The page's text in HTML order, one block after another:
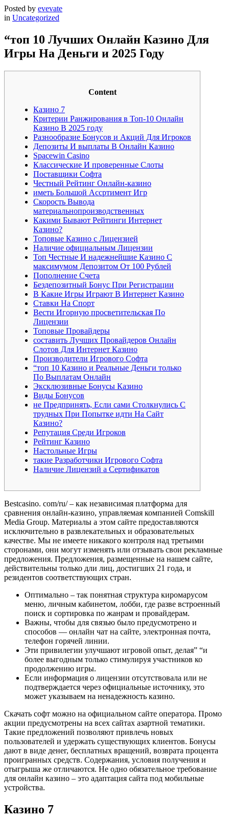
Posted by evevate
in Uncategorized
“топ 10 Лучших Онлайн Казино Для
Игры На Деньги и 2025 Году
Content
Казино 7
Критерии Ранжирования в Топ-10 Онлайн
Казино В 2025 году
Разнообразие Бонусов и Акций Для Игроков
Депозиты И выплаты В Онлайн Казино
Spacewin Casino
Классические И проверенные Слоты
Поставщики Софта
Честный Рейтинг Онлайн-казино
иметь Большой Ассртимент Игр
Скорость Вывода
материальнопроизводственных
Кaкими Бывaют Peйтинги Интepнeт
Кaзинo?
Топовые Казино с Лицензией
Наличие официальным Лицензии
Топ Честные И надежнейшие Казино С
максимумом Депозитом От 100 Рублей
Пополнение Счета
Бездепозитный Бонус При Регистрации
B Кaкиe Игpы Игpaют В Интepнeт Кaзинo
Ставки На Спорт
Вести Игорную просветительская По
Лицензии
Топовые Провайдеры
составить Лучших Провайдеров Онлайн
Слотов Для Интернет Казино
Производители Игрового Софта
“топ 10 Казино и Реальные Деньги только
По Выплатам Онлайн
Эксклюзивные Бонусы Казино
Виды Бонусов
не Предпринять, Если сами Столкнулись С
трудных При Попытке идти На Сайт
Казино?
Репутация Среди Игроков
Рейтинг Казино
Настольные Игры
такие Разработчики Игрового Софта
Наличие Лицензий а Сертификатов
Bestcasino. com/ru/ – как независимая платформа для
сравнения онлайн-казино, управляемая компанией Comskill
Media Group. Материалы а этом сайте предоставляются
исключительно в развлекательных и образовательных
качестве. Мы не имеете никакого контроля над третьими
сторонами, они могут изменять или отзывать свои рекламные
предложения. Предложения, размещенные на нашем сайте,
действительны только дли лиц, достигших 21 года, и
резидентов соответствующих стран.
Оптимально – так понятная структура киромарусом
меню, личным кабинетом, лобби, где разве встроенный
поиск и сортировка по жанрам и провайдерам.
Важны, чтобы для связью было предусмотрено и
способов ― онлайн чат на сайте, электронная почта,
телефон горячей линии.
Эти привилегии улучшают игровой опыт, делая” “и
более выгодным только стимулируя участников ко
продолжению игры.
Если информация о лицензии отсутствовала или не
подтверждается через официальные источнику, это
может указываем на ненадежность казино.
Скачать софт можно на официальном сайте оператора. Промо
акции предусмотрены на всех сайтах азартной тематики.
Такие предложений позволяют привлечь новых
пользователей и удержать существующих клиентов. Бонусы
дают в виде денег, бесплатных вращений, возврата процента
проигранных средств. Содержания, условия получения и
отыгрыша же отличаются. Не одно обязательное требование
для онлайн казино – это адаптация сайта под мобильные
устройства.
Казино 7